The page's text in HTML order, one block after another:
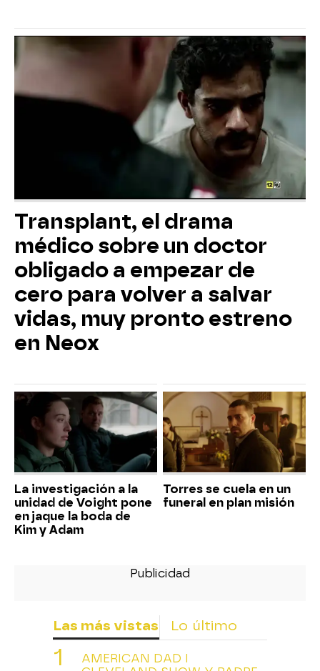
Transplant, el drama
médico sobre un doctor
obligado a empezar de
cero para volver a salvar
vidas, muy pronto estreno
en Neox
La investigación a la
unidad de Voight pone
en jaque la boda de
Kim y Adam
Torres se cuela en un
funeral en plan misión
Las más vistas Lo último
AMERICAN DAD I